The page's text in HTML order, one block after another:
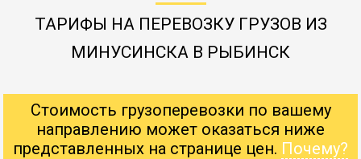
ТАРИФЫ НА ПЕРЕВОЗКУ ГРУЗОВ ИЗ
МИНУСИНСКА В РЫБИНСК
Стоимость грузоперевозки по вашему
направлению может оказаться ниже
представленных на странице цен. Почему?